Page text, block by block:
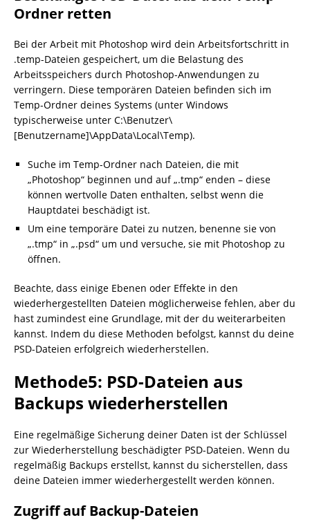
Ordner retten
Bei der Arbeit mit Photoshop wird dein Arbeitsfortschritt in
.temp-Dateien gespeichert, um die Belastung des
Arbeitsspeichers durch Photoshop-Anwendungen zu
verringern. Diese temporären Dateien befinden sich im
Temp-Ordner deines Systems (unter Windows
typischerweise unter C:\Benutzer\
[Benutzername]\AppData\Local\Temp).
Suche im Temp-Ordner nach Dateien, die mit
„Photoshop“ beginnen und auf „.tmp“ enden – diese
können wertvolle Daten enthalten, selbst wenn die
Hauptdatei beschädigt ist.
Um eine temporäre Datei zu nutzen, benenne sie von
„.tmp“ in „.psd“ um und versuche, sie mit Photoshop zu
öffnen.
Beachte, dass einige Ebenen oder Effekte in den
wiederhergestellten Dateien möglicherweise fehlen, aber du
hast zumindest eine Grundlage, mit der du weiterarbeiten
kannst. Indem du diese Methoden befolgst, kannst du deine
PSD-Dateien erfolgreich wiederherstellen.
Methode5: PSD-Dateien aus
Backups wiederherstellen
Eine regelmäßige Sicherung deiner Daten ist der Schlüssel
zur Wiederherstellung beschädigter PSD-Dateien. Wenn du
regelmäßig Backups erstellst, kannst du sicherstellen, dass
deine Dateien immer wiederhergestellt werden können.
Zugriff auf Backup-Dateien